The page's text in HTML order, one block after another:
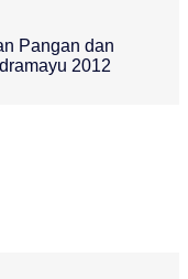
Pangan dan
2012